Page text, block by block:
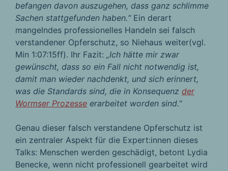
befangen davon auszugehen, dass ganz schlimme
Sachen stattgefunden haben.“Ein derart
mangelndes professionelles Handeln sei falsch
verstandener Opferschutz, so Niehaus weiter(vgl.
Min 1:07:15ff). Ihr Fazit: „Ich hätte mir zwar
gewünscht, dass so ein Fall nicht notwendig ist,
damit man wieder nachdenkt, und sich erinnert,
was die Standards sind, die in Konsequenz der
Wormser Prozesse erarbeitet worden sind.“
Genau dieser falsch verstandene Opferschutz ist
ein zentraler Aspekt für die Expert:innen dieses
Talks: Menschen werden geschädigt, betont Lydia
Benecke, wenn nicht professionell gearbeitet wird